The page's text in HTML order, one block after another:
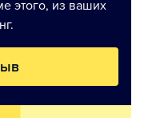
этого, из ваших